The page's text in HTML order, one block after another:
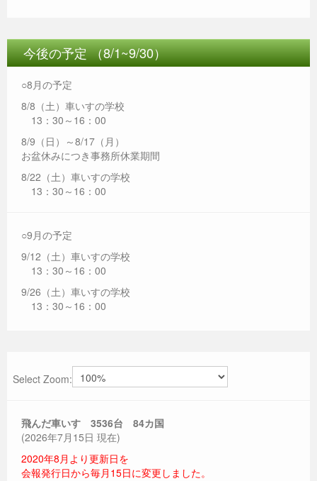
今後の予定 （8/1~9/30）
○8月の予定
8/8（土）車いすの学校
13：30～16：00
8/9（日）～8/17（月）
お盆休みにつき事務所休業期間
8/22（土）車いすの学校
13：30～16：00
○9月の予定
9/12（土）車いすの学校
13：30～16：00
9/26（土）車いすの学校
13：30～16：00
Select Zoom:
飛んだ車いす 3536台 84カ国
(2026年7月15日 現在)
2020年8月より更新日を
会報発行日から毎月15日に変更しました。